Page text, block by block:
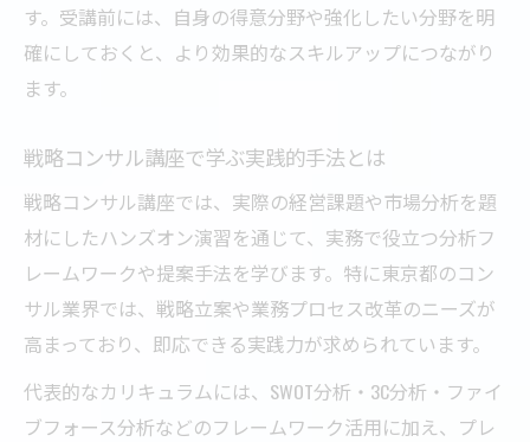
す。受講前には、自身の得意分野や強化したい分野を明
確にしておくと、より効果的なスキルアップにつながり
ます。
戦略コンサル講座で学ぶ実践的手法とは
戦略コンサル講座では、実際の経営課題や市場分析を題
材にしたハンズオン演習を通じて、実務で役立つ分析フ
レームワークや提案手法を学びます。特に東京都のコン
サル業界では、戦略立案や業務プロセス改革のニーズが
高まっており、即応できる実践力が求められています。
代表的なカリキュラムには、SWOT分析・3C分析・ファイ
ブフォース分析などのフレームワーク活用に加え、プレ